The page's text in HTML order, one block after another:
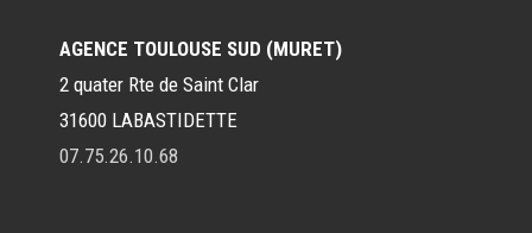
AGENCE TOULOUSE SUD (MURET)
2 quater Rte de Saint Clar
31600 LABASTIDETTE
07.75.26.10.68